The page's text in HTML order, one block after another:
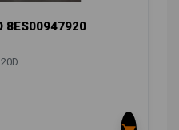
8ES00947920